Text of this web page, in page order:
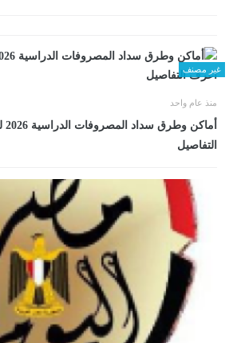
غير مصنف
منذ عام واحد
التفاصيل